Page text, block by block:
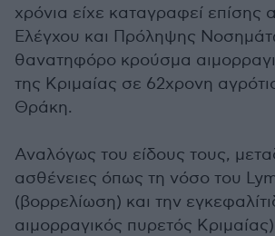
χρόνια είχε καταγραφεί επίσης
Ελέγχου και Πρόληψης
θανατηφόρο κρούσμα
της Κριμαίας σε 62χρονη
Θράκη.
Αναλόγως του είδους τους,
ασθένειες όπως τη νόσο του
(βορρελίωση) και την
αιμορραγικός πυρετός